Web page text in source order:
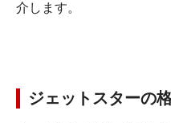
介します。
ジェットスターの